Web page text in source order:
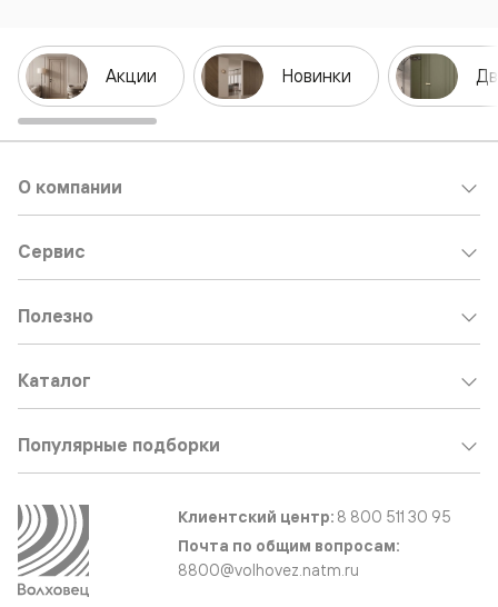
Акции Новинки
О компании
Сервис
Полезно
Каталог
Популярные подборки
Клиентский центр: 8 800 511 30 95
Почта по общим вопросам:
8800@volhovez.natm.ru